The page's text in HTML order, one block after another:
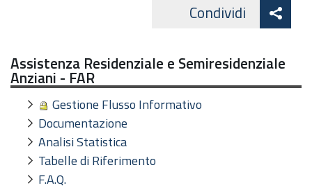
Condividi
Assistenza Residenziale e Semiresidenziale
Anziani - FAR
Gestione Flusso Informativo
Documentazione
Analisi Statistica
Tabelle di Riferimento
F.A.Q.